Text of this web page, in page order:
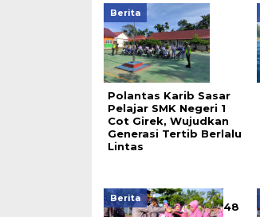
Berita
Polantas Karib Sasar
Pelajar SMK Negeri 1
Cot Girek, Wujudkan
Generasi Tertib Berlalu
Lintas
Berita
48